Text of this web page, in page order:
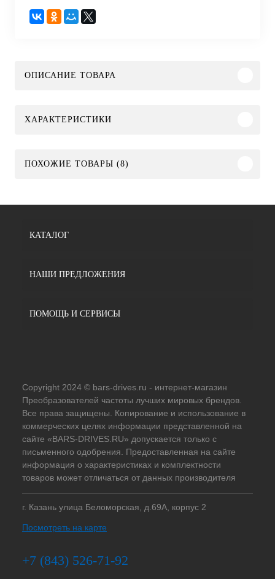
ОПИСАНИЕ ТОВАРА
ХАРАКТЕРИСТИКИ
ПОХОЖИЕ ТОВАРЫ (8)
КАТАЛОГ
НАШИ ПРЕДЛОЖЕНИЯ
ПОМОЩЬ И СЕРВИСЫ
Copyright 2024 © bars-drives.ru - интернет-магазин
Преобразователей частоты лучших мировых брендов.
Все права защищены. Копирование и использование в
коммерческих целях информации представленной на
сайте «BARS-DRIVES.RU» допускается только с
письменного одобрения. Предоставленная на сайте
информация о характеристиках и комплектности
товаров может отличаться от данных производителя
г. Казань улица Беломорская, д.69А, корпус 2
Посмотреть на карте
+7 (843) 526-71-92